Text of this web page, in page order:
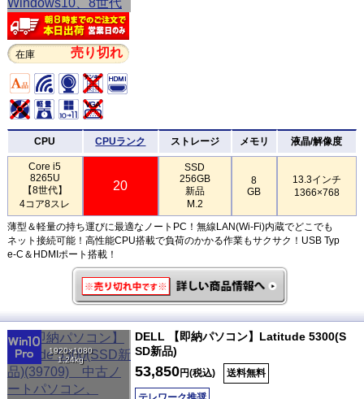
在庫 売り切れ
CPU CPUランク ストレージ メモリ 液晶/解像度
Core i5
8265U
【8世代】
4コア8スレ
20
SSD
256GB
新品
M.2
8
GB
13.3インチ
1366×768
薄型＆軽量の持ち運びに最適なノートPC！無線LAN(Wi-Fi)内蔵でどこでも
ネット接続可能！高性能CPU搭載で負荷のかかる作業もサクサク！USB Typ
e-C＆HDMIポート搭載！
1920×1080
1.24kg
DELL 【即納パソコン】Latitude 5300(S
SD新品)
53,850円(税込) 送料無料